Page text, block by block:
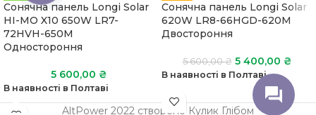
Сонячна панель Longi Solar
HI-MO X10 650W LR7-
72HVH-650M
Одностороння
5 600,00 ₴
В наявності в Полтаві
Сонячна панель Longi Solar
620W LR8-66HGD-620M
Двостороння
5 600,00₴ 5 400,00 ₴
В наявності в Полтаві
AltPower 2022 створено Кулик Глібом